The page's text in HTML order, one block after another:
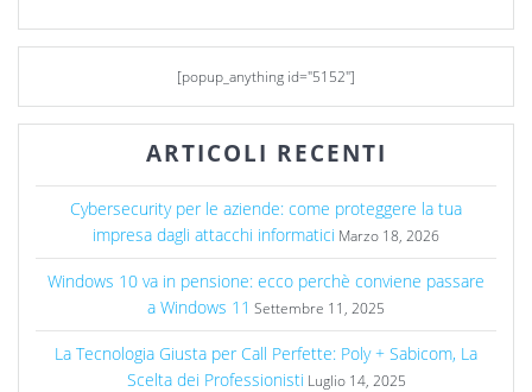
[popup_anything id="5152"]
ARTICOLI RECENTI
Cybersecurity per le aziende: come proteggere la tua
impresa dagli attacchi informatici Marzo 18, 2026
Windows 10 va in pensione: ecco perchè conviene passare
a Windows 11 Settembre 11, 2025
La Tecnologia Giusta per Call Perfette: Poly + Sabicom, La
Scelta dei Professionisti Luglio 14, 2025